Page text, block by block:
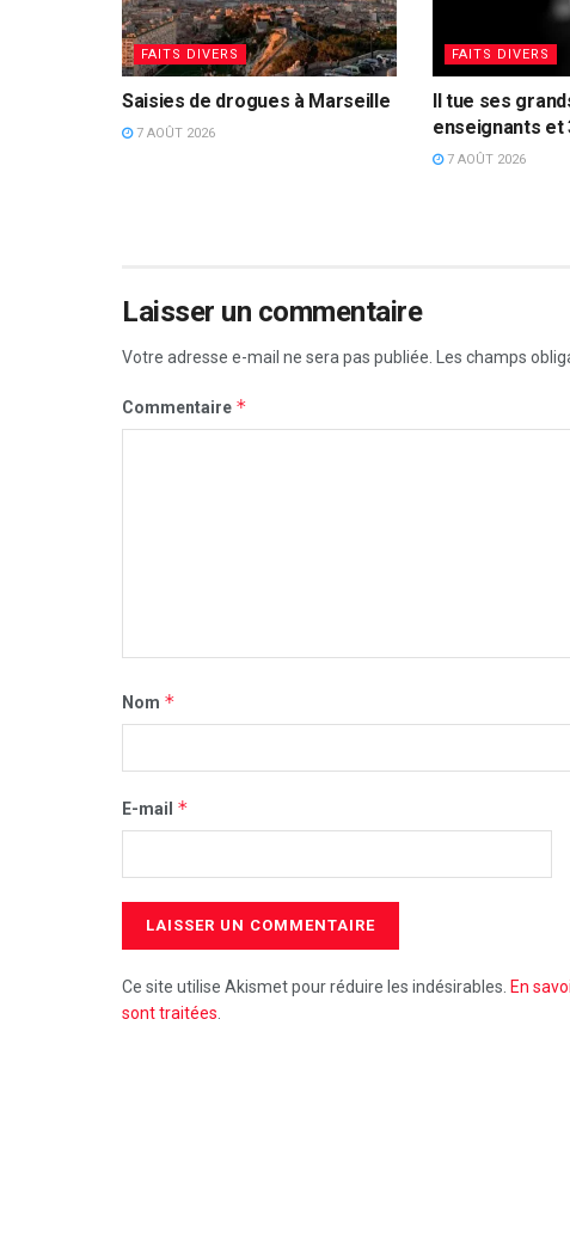
FAITS DIVERS
Saisies de drogues à Marseille
7 AOÛT 2026
FAITS DIVERS
Il tue ses
enseignants et
7 AOÛT 2026
Laisser un commentaire
Votre adresse e-mail ne sera pas publiée. Les champs
Commentaire *
Nom *
E-mail *
Ce site utilise Akismet pour réduire les indésirables. En
sont traitées